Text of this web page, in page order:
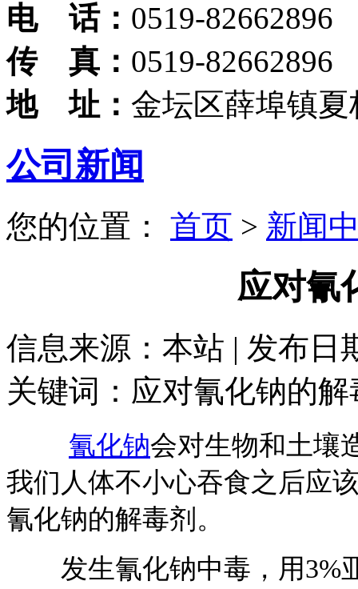
电 话： 0519-82662896
传 真： 0519-82662896
地 址： 金坛区薛埠镇夏
公司新闻
您的位置： 首页 > 新闻
应对氰
信息来源：本站 | 发布日
关键词：应对氰化钠的解
氰化钠会对生物和土壤
我们人体不小心吞食之后应
氰化钠的解毒剂。
发生氰化钠中毒，用3%亚